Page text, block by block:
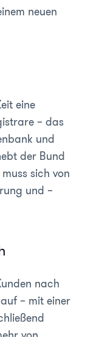
neuen
eine
– das
und
der Bund
sich von
und –
nach
– mit einer